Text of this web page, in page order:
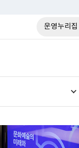
운영누리집